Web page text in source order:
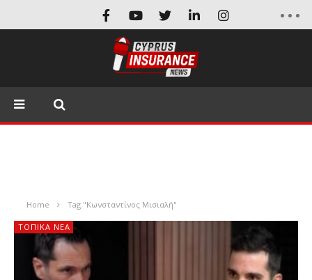
Home Tag "Κωνσταντίνος Μισιαλή"
ΤΟΠΙΚΑ ΝΕΑ